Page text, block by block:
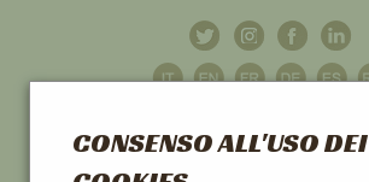
CONSENSO ALL'USO DEI